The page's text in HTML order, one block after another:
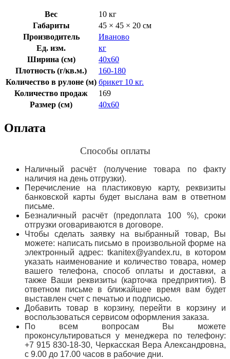
Вес
10 кг
Габариты
45 × 45 × 20 см
Производитель
Иваново
Ед. изм.
кг
Ширина (см)
40х60
Плотность (г/кв.м.)
160-180
Количество в рулоне (м) брикет 10 кг.
Количество продаж
169
Размер (см)
40х60
Оплата
Способы оплаты
Наличный расчёт (получение товара по факту
наличия на день отгрузки).
Перечисление на пластиковую карту, реквизиты
банковской карты будет выслана вам в ответном
письме.
Безналичный расчёт (предоплата 100 %), сроки
отгрузки оговариваются в договоре.
Чтобы сделать заявку на выбранный товар, Вы
можете: написать письмо в произвольной форме на
электронный адрес: tkanitex@yandex.ru, в котором
указать наименование и количество товара, номер
вашего телефона, способ оплаты и доставки, а
также Ваши реквизиты (карточка предприятия). В
ответном письме в ближайшее время вам будет
выставлен счет с печатью и подписью.
Добавить товар в корзину, перейти в корзину и
воспользоваться сервисом оформления заказа.
По всем вопросам Вы можете
проконсультироваться у менеджера по телефону:
+7 915 830-18-30, Черкасская Вера Александровна,
с 9.00 до 17.00 часов в рабочие дни.